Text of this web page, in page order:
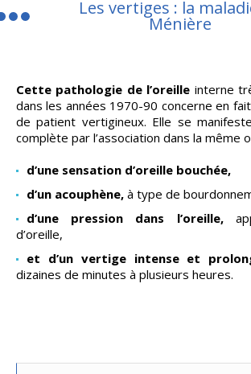
Les vertiges : la
Ménière
Cette pathologie de l’oreille interne
dans les années 1970-90 concerne en
de patient vertigineux. Elle se
complète par l’association dans la même
d’une sensation d’oreille bouchée,
d’un acouphène, à type de
d’une pression dans l’oreille,
d’oreille,
et d’un vertige intense et
dizaines de minutes à plusieurs heures.